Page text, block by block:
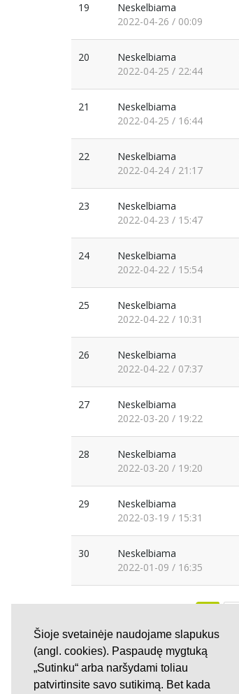
Šioje svetainėje naudojame slapukus
(angl. cookies). Paspaudę mygtuką
„Sutinku“ arba naršydami toliau
patvirtinsite savo sutikimą. Bet kada
19
Neskelbiama
2022-04-26 / 00:09
20
Neskelbiama
2022-04-25 / 22:44
21
Neskelbiama
2022-04-25 / 16:44
22
Neskelbiama
2022-04-24 / 21:17
23
Neskelbiama
2022-04-23 / 15:47
24
Neskelbiama
2022-04-22 / 15:54
25
Neskelbiama
2022-04-22 / 10:31
26
Neskelbiama
2022-04-22 / 07:37
27
Neskelbiama
2022-03-20 / 19:22
28
Neskelbiama
2022-03-20 / 19:20
29
Neskelbiama
2022-03-19 / 15:31
30
Neskelbiama
2022-01-09 / 16:35